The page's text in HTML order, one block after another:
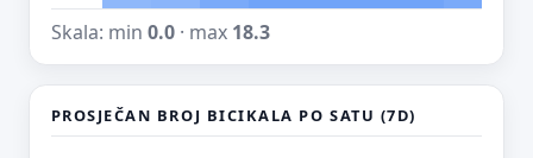
Skala: min 0.0· max 18.3
PROSJEČAN BROJ BICIKALA PO SATU (7D)